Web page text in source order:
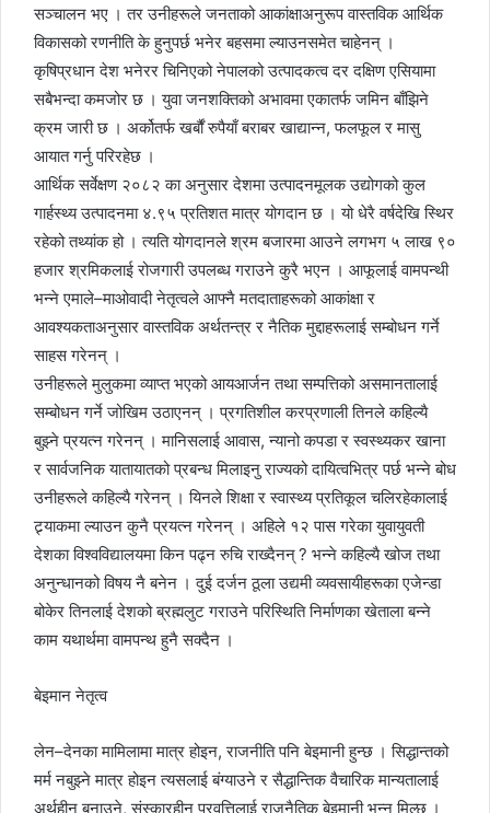
सञ्चालन भए । तर उनीहरूले जनताको आकांक्षाअनुरूप वास्तविक आर्थिक
विकासको रणनीति के हुनुपर्छ भनेर बहसमा ल्याउनसमेत चाहेनन् ।
कृषिप्रधान देश भनेरर चिनिएको नेपालको उत्पादकत्व दर दक्षिण एसियामा
सबैभन्दा कमजोर छ । युवा जनशक्तिको अभावमा एकातर्फ जमिन बाँझिने
क्रम जारी छ । अर्कोतर्फ खर्बौं रुपैयाँ बराबर खाद्यान्न, फलफूल र मासु
आयात गर्नु परिरहेछ ।
आर्थिक सर्वेक्षण २०८२ का अनुसार देशमा उत्पादनमूलक उद्योगको कुल
गार्हस्थ्य उत्पादनमा ४.९५ प्रतिशत मात्र योगदान छ । यो धेरै वर्षदेखि स्थिर
रहेको तथ्यांक हो । त्यति योगदानले श्रम बजारमा आउने लगभग ५ लाख ९०
हजार श्रमिकलाई रोजगारी उपलब्ध गराउने कुरै भएन । आफूलाई वामपन्थी
भन्ने एमाले–माओवादी नेतृत्वले आफ्नै मतदाताहरूको आकांक्षा र
आवश्यकताअनुसार वास्तविक अर्थतन्त्र र नैतिक मुद्दाहरूलाई सम्बोधन गर्ने
साहस गरेनन् ।
उनीहरूले मुलुकमा व्याप्त भएको आयआर्जन तथा सम्पत्तिको असमानतालाई
सम्बोधन गर्ने जोखिम उठाएनन् । प्रगतिशील करप्रणाली तिनले कहिल्यै
बुझ्ने प्रयत्न गरेनन् । मानिसलाई आवास, न्यानो कपडा र स्वस्थ्यकर खाना
र सार्वजनिक यातायातको प्रबन्ध मिलाइनु राज्यको दायित्वभित्र पर्छ भन्ने बोध
उनीहरूले कहिल्यै गरेनन् । यिनले शिक्षा र स्वास्थ्य प्रतिकूल चलिरहेकालाई
ट्र्याकमा ल्याउन कुनै प्रयत्न गरेनन् । अहिले १२ पास गरेका युवायुवती
देशका विश्वविद्यालयमा किन पढ्न रुचि राख्दैनन् ? भन्ने कहिल्यै खोज तथा
अनुन्धानको विषय नै बनेन । दुई दर्जन ठूला उद्यमी व्यवसायीहरूका एजेन्डा
बोकेर तिनलाई देशको ब्रह्मलुट गराउने परिस्थिति निर्माणका खेताला बन्ने
काम यथार्थमा वामपन्थ हुनै सक्दैन ।
बेइमान नेतृत्व
लेन–देनका मामिलामा मात्र होइन, राजनीति पनि बेइमानी हुन्छ । सिद्धान्तको
मर्म नबुझ्ने मात्र होइन त्यसलाई बंग्याउने र सैद्धान्तिक वैचारिक मान्यतालाई
अर्थहीन बनाउने, संस्कारहीन प्रवृत्तिलाई राजनैतिक बेइमानी भन्न मिल्छ ।